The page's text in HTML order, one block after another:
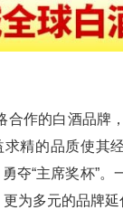
作的白酒品牌
精的品质使其
夺“主席奖杯”
为多元的品牌延